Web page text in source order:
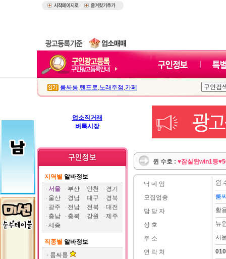
룸싸롱,텐프로,노래주점 ,카페
업소직거래
벼룩시장
지역별 알바정보
서울
부산 인천
경기
울산
경남 대구
경북
광주
전남 전북
대전
충남
충북 강원
제주
세종
직종별 알바정보
룸싸롱
윈 수호 : ♥잠실윈win1등
닉 네 임
모집업종
담 당 자
상 호
주 소
연 락 처
윈
룸
황
뉴
서